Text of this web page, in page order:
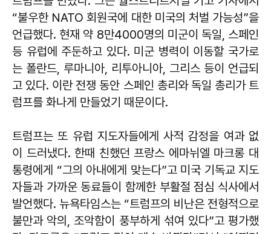
“불우한 NATO 회원국에 대한 미국의 처벌 가능성”을
언급했다. 현재 약 8만4000명의 미군이 독일, 스페인
등 유럽에 주둔하고 있다. 미군 병력이 이동할 국가로
는 폴란드, 루마니아, 리투아니아, 그리스 등이 언급되
고 있다. 이란 전쟁 동안 스페인 총리와 독일 총리가 트
럼프를 화나게 만들었기 때문이다.
트럼프는 또 유럽 지도자들에게 사적 감정을 여과 없
이 드러냈다. 한때 친했던 프랑스 에마뉘엘 마크롱 대
통령에게 “그의 아내에게 맞는다”고 미국 기독교 지도
자들과 가까운 동료들이 함께한 부활절 점심 식사에서
발언했다. 뉴욕타임스는 “트럼프의 비난은 전형적으로
불만과 악의, 조악함이 풍부하게 섞여 있다”고 평가했